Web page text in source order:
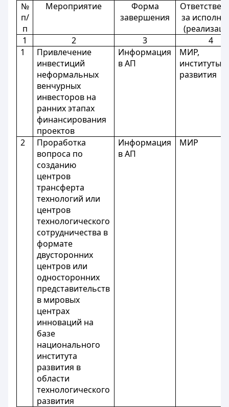
№
п/
п
Мероприятие
Форма
завершения
за
1
2 3
4
1
Привлечение
инвестиций
неформальных
венчурных
инвесторов на
ранних этапах
финансирования
проектов
Информация
в АП
МИР,
институты
развития
2
Проработка
вопроса по
созданию
центров
трансферта
технологий или
центров
технологического
сотрудничества в
формате
двусторонних
центров или
односторонних
представительств
в мировых
центрах
инноваций на
базе
национального
института
развития в
области
технологического
развития
Информация
в АП
МИР